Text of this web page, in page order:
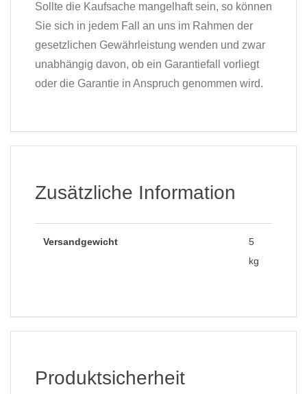
Sollte die Kaufsache mangelhaft sein, so können
Sie sich in jedem Fall an uns im Rahmen der
gesetzlichen Gewährleistung wenden und zwar
unabhängig davon, ob ein Garantiefall vorliegt
oder die Garantie in Anspruch genommen wird.
Zusätzliche Information
Versandgewicht
5
kg
Produktsicherheit